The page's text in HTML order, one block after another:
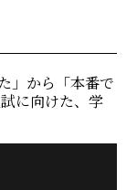
」から「本番で
に向けた、学